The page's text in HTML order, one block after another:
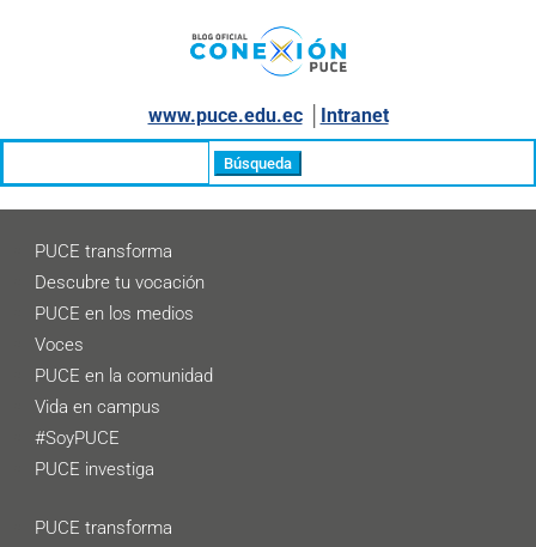
www.puce.edu.ec│ Intranet
PUCE transforma
Descubre tu vocación
PUCE en los medios
Voces
PUCE en la comunidad
Vida en campus
#SoyPUCE
PUCE investiga
PUCE transforma